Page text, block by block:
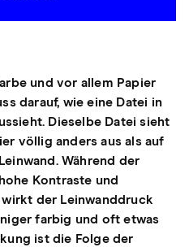
und vor allem Papier
darauf, wie eine Datei in
Dieselbe Datei sieht
völlig anders aus als auf
Während der
Kontraste und
der Leinwanddruck
farbig und oft etwas
ist die Folge der